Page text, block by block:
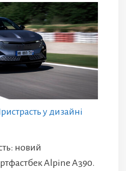
у дизайні
новий
Alpine A390.